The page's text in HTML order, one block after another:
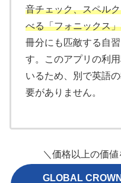
音チェック、スペル
べる「フォニックス
冊分にも匹敵する自
す。このアプリの利
いるため、別で英語
要がありません。
＼価格以上の価
GLOBAL